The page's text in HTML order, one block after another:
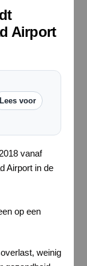
Airport
Lees voor
vanaf
Airport in de
op een
weinig